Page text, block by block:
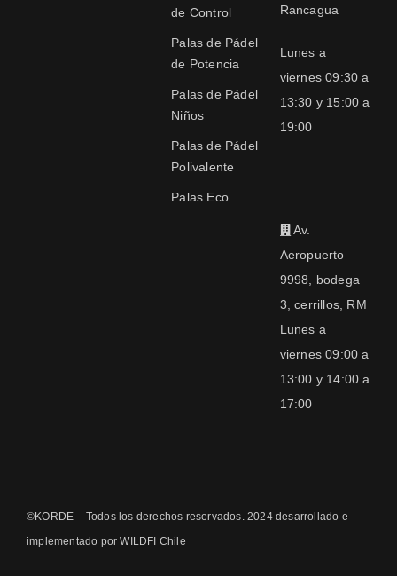
de Control
Palas de Pádel
de Potencia
Palas de Pádel
Niños
Palas de Pádel
Polivalente
Palas Eco
Rancagua
Lunes a
viernes 09:30 a
13:30 y 15:00 a
19:00
Av.
Aeropuerto
9998, bodega
3, cerrillos, RM
Lunes a
viernes 09:00 a
13:00 y 14:00 a
17:00
©KORDE – Todos los derechos reservados. 2024 desarrollado e
implementado por WILDFI Chile